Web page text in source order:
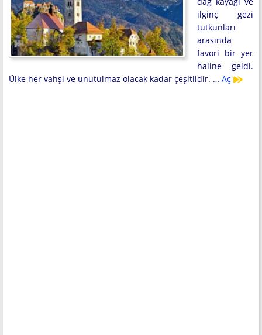
ilginç gezi
tutkunları
arasında
favori bir yer
haline geldi.
Ülke her vahşi ve unutulmaz olacak kadar çeşitlidir. … Aç